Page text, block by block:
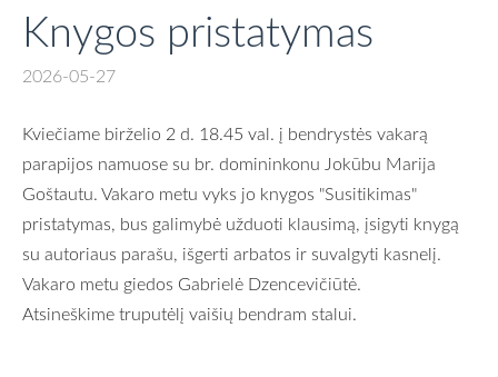
Knygos pristatymas
2026-05-27
Kviečiame birželio 2 d. 18.45 val. į bendrystės vakarą
parapijos namuose su br. domininkonu Jokūbu Marija
Goštautu. Vakaro metu vyks jo knygos "Susitikimas"
pristatymas, bus galimybė užduoti klausimą, įsigyti knygą
su autoriaus parašu, išgerti arbatos ir suvalgyti kasnelį.
Vakaro metu giedos Gabrielė Dzencevičiūtė.
Atsineškime truputėlį vaišių bendram stalui.